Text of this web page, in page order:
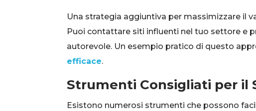
Una strategia aggiuntiva per massimizzare il
Puoi contattare siti influenti nel tuo settore e
autorevole. Un esempio pratico di questo
efficace.
Strumenti Consigliati per il
Esistono numerosi strumenti che possono